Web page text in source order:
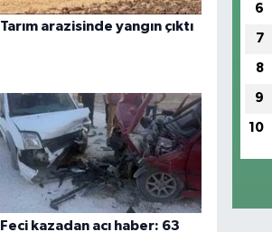
Tarım arazisinde yangın çıktı
Feci kazadan acı haber: 63
6
7
8
9
10